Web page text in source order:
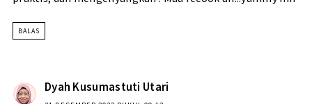
BALAS
Dyah Kusumastuti Utari